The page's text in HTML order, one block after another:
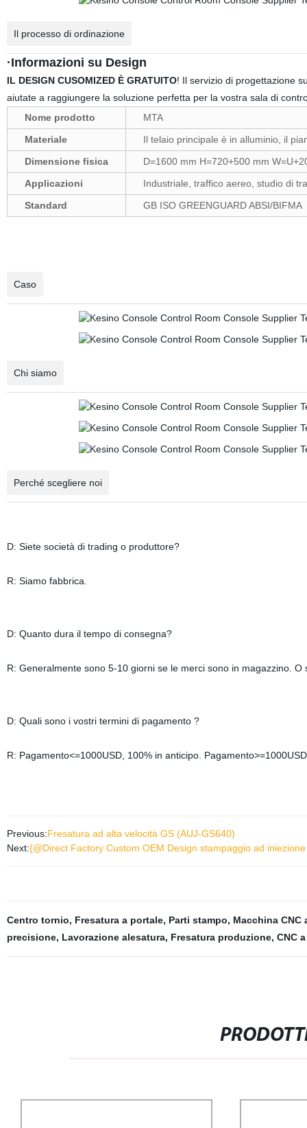
Il processo di ordinazione
·Informazioni su Design
IL DESIGN CUSOMIZED È GRATUITO! Il servizio di progettazione
aiutate a raggiungerela soluzione perfetta per la vostra sala di
Nome prodotto
MTA
Materiale
Il telaio principale è in alluminio, il
Dimensione fisica
D=1600 mm H=720+500 mm
Applicazioni
Industriale, traffico aereo, studio di
Standard
GB ISO GREENGUARD ABSI/BIFMA
Caso
Chi siamo
Perché scegliere noi
D: Siete società di trading o produttore?
R: Siamo fabbrica.
D: Quanto dura il tempo di consegna?
R: Generalmente sono 5-10 giorni se le merci sono in magazzino.
D: Quali sono i vostri termini di pagamento ?
R: Pagamento<=1000USD, 100% in anticipo.
Previous:Fresatura ad alta velocità GS (AUJ-GS640)
Next:{@Direct Factory Custom OEM Design stampaggio ad
Centro tornio, Fresatura a portale, Parti stampo, Macchina CNC
precisione, Lavorazione alesatura, Fresatura produzione, CNC